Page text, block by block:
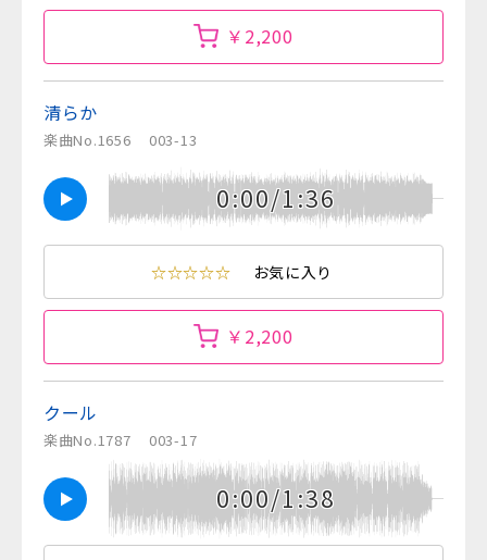
￥2,200
清らか
楽曲No.1656 003-13
0:00/1:36
☆☆☆☆☆ お気に入り
￥2,200
クール
楽曲No.1787 003-17
0:00/1:38